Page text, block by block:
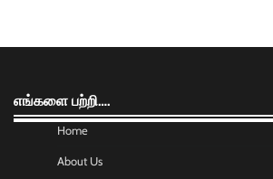
எங்களை பற்றி….
Home
About Us